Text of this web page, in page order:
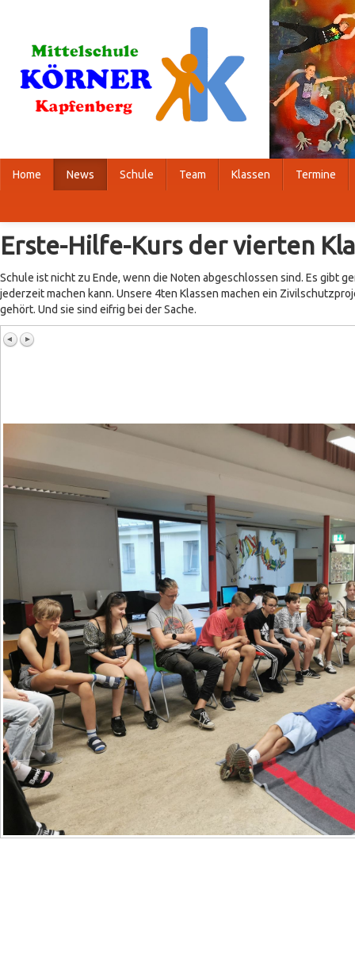
Home News Schule Team Klassen Termine
Erste-Hilfe-Kurs der vierten
Schule ist nicht zu Ende, wenn die Noten abgeschlossen sind. Es gibt
jederzeit machen kann. Unsere 4ten Klassen machen ein
gehört. Und sie sind eifrig bei der Sache.